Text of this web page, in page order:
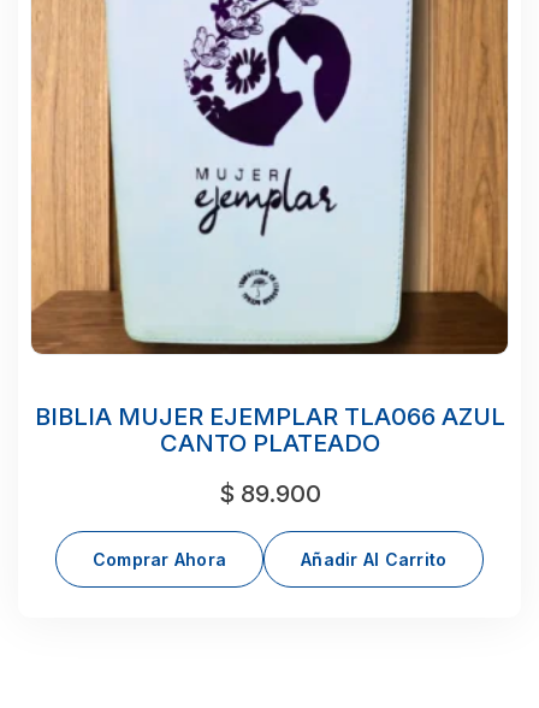
BIBLIA MUJER EJEMPLAR TLA066 AZUL
CANTO PLATEADO
$ 89.900
Comprar Ahora Añadir Al Carrito